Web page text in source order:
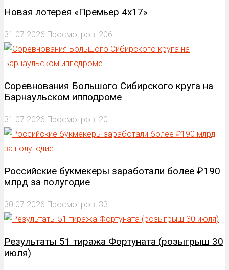
Новая лотерея «Премьер 4х17»
31.07.2026 Просмотров: 206
Соревнования Большого Сибирского круга на
Барнаульском ипподроме
31.07.2026 Просмотров: 20
Российские букмекеры заработали более ₽190
млрд за полугодие
30.07.2026 Просмотров: 33
Результаты 51 тиража Фортуната (розыгрыш 30
июля)